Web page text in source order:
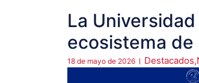
La
ecosistema
18 de mayo de 2026 Destacados,